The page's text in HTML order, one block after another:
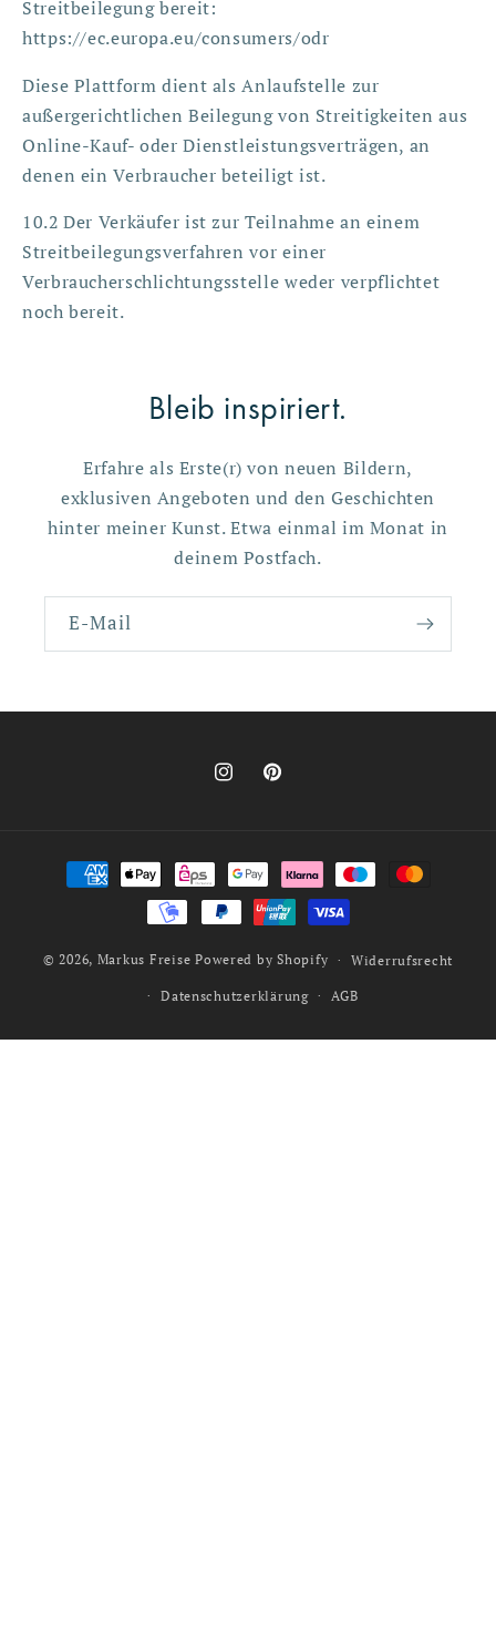
Streitbeilegung bereit:
https://ec.europa.eu/consumers/odr
Diese Plattform dient als Anlaufstelle zur
außergerichtlichen Beilegung von Streitigkeiten aus
Online-Kauf- oder Dienstleistungsverträgen, an
denen ein Verbraucher beteiligt ist.
10.2 Der Verkäufer ist zur Teilnahme an einem
Streitbeilegungsverfahren vor einer
Verbraucherschlichtungsstelle weder verpflichtet
noch bereit.
Bleib inspiriert.
Erfahre als Erste(r) von neuen Bildern,
exklusiven Angeboten und den Geschichten
hinter meiner Kunst. Etwa einmal im Monat in
deinem Postfach.
E-Mail
InstagramPinterest
Zahlungsmethoden
© 2026, Markus Freise Powered by Shopify Widerrufsrecht
Datenschutzerklärung AGB